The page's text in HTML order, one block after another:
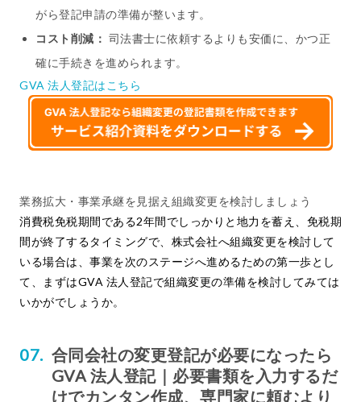
がら登記申請の準備が整います。
コスト削減： 司法書士に依頼するよりも安価に、かつ正
確に手続きを進められます。
GVA 法人登記はこちら
業務拡大・事業承継を見据え組織変更を検討しましょう
消費税免税期間である2年間でしっかりと地力を蓄え、免税期
間が終了するタイミングで、株式会社へ組織変更を検討して
いる場合は、事業を次のステージへ進めるための第一歩とし
て、まずはGVA 法人登記で組織変更の準備を検討してみては
いかがでしょうか。
合同会社の変更登記が必要になったら
GVA 法人登記｜必要書類を入力するだ
けでカンタン作成、専門家に頼むより